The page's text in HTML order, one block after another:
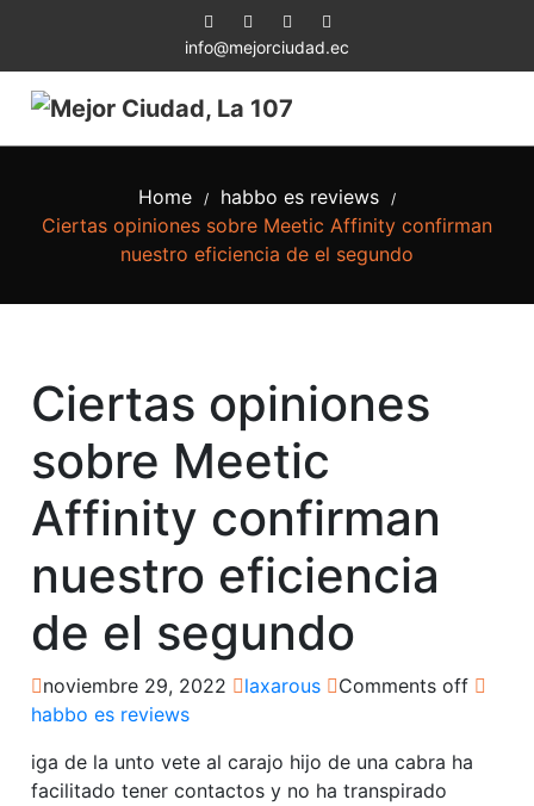
info@mejorciudad.ec
Home / habbo es reviews /
Ciertas opiniones sobre Meetic Affinity confirman
nuestro eficiencia de el segundo
Ciertas opiniones
sobre Meetic
Affinity confirman
nuestro eficiencia
de el segundo
noviembre 29, 2022 laxarous
Comments off
habbo es reviews
iga de la unto vete al carajo hijo de una cabra ha
facilitado tener contactos y no ha transpirado